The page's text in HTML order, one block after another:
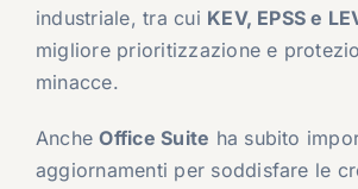
industriale, tra cui KEV, EPSS e
migliore prioritizzazione e
minacce.
AncheOffice Suite ha subito
aggiornamenti per soddisfare le